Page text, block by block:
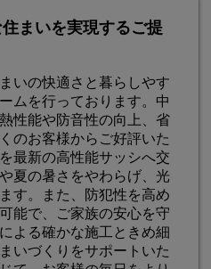
まいを実現するご提
いの快適さと暮らしやす
ムを行っております。中
性能や防音性の向上、省
のお客様からご好評いた
最新の高性能サッシへ交
夏の暑さをやわらげ、光
す。また、防犯性を高め
能で、ご家族の安心を守
よる確かな施工ときめ細
いづくりをサポートいた